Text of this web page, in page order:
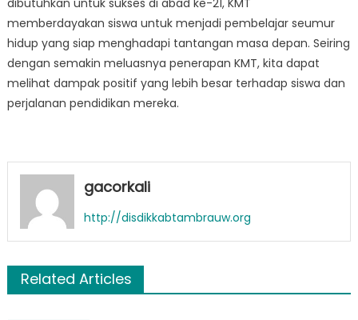
dibutuhkan untuk sukses di abad ke-21, KMT
memberdayakan siswa untuk menjadi pembelajar seumur
hidup yang siap menghadapi tantangan masa depan. Seiring
dengan semakin meluasnya penerapan KMT, kita dapat
melihat dampak positif yang lebih besar terhadap siswa dan
perjalanan pendidikan mereka.
gacorkali
http://disdikkabtambrauw.org
Related Articles